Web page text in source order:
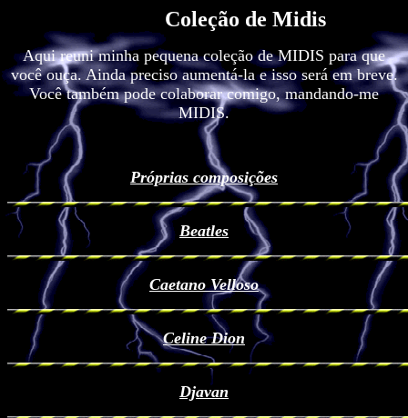
Coleção de Midis
Aqui reuni minha pequena coleção de MIDIS para que
você ouça. Ainda preciso aumentá-la e isso será em breve.
Você também pode colaborar comigo, mandando-me
MIDIS.
Próprias composições
Beatles
Caetano Velloso
Celine Dion
Djavan